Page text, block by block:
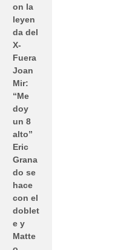
on la
leyen
da del
X-
Fuera
Joan
Mir:
“Me
doy
un 8
alto”
Eric
Grana
do se
hace
con el
doblet
e y
Matte